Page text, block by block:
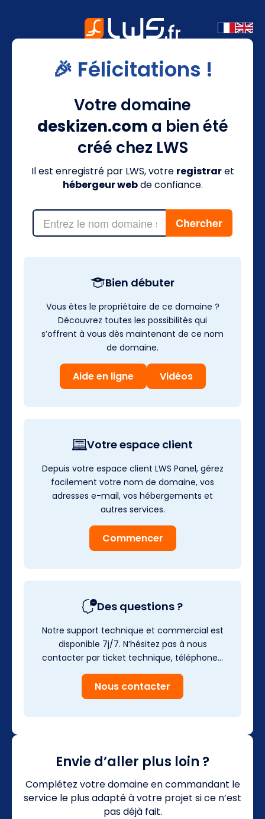
🎉 Félicitations !
Votre domaine
deskizen.com a bien été
créé chez LWS
Il est enregistré par LWS, votre registraret
hébergeur webde confiance.
Bien débuter
Vous êtes le propriétaire de ce domaine ?
Découvrez toutes les possibilités qui
s’offrent à vous dès maintenant de ce nom
de domaine.
Aide en ligne Vidéos
Votre espace client
Depuis votre espace client LWS Panel, gérez
facilement votre nom de domaine, vos
adresses e-mail, vos hébergements et
autres services.
Commencer
Des questions ?
Notre support technique et commercial est
disponible 7j/7. N’hésitez pas à nous
contacter par ticket technique, téléphone…
Nous contacter
Envie d’aller plus loin ?
Complétez votre domaine en commandant le
service le plus adapté à votre projet si ce n’est
pas déjà fait.